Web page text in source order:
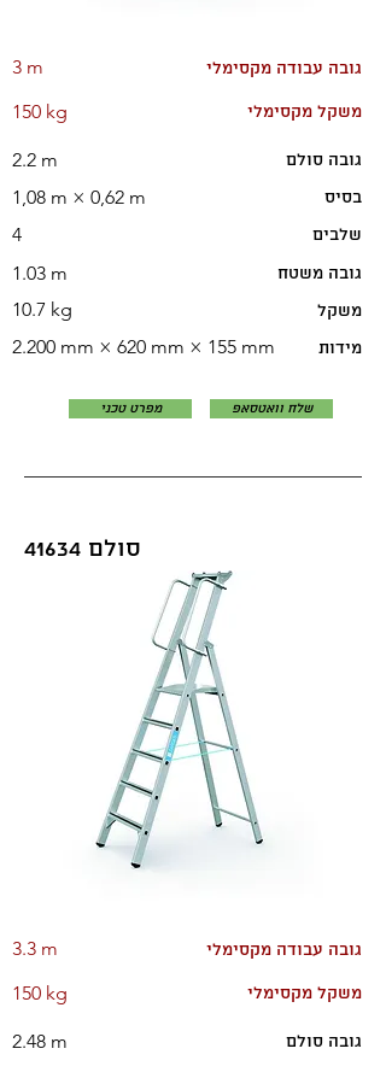
3 m
150 kg
גובה עבודה מקסימלי
משקל מקסימלי
2.2 m
1,08 m × 0,62 m
4
גובה סולם
בסיס
שלבים
1.03 m
10.7 kg
גובה משטח
משקל
2.200 mm × 620 mm × 155 mm מידות
מפרט טכני שלח וואטסאפ
סולם 41634
3.3 m
150 kg
גובה עבודה מקסימלי
משקל מקסימלי
2.48 m
גובה סולם